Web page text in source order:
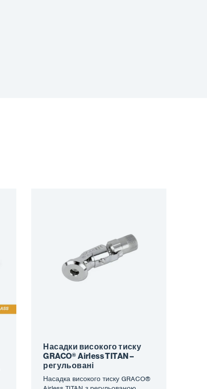
Насадки високого тиску
GRACO® Airless TITAN –
регульовані
Насадка високого тиску GRACO®